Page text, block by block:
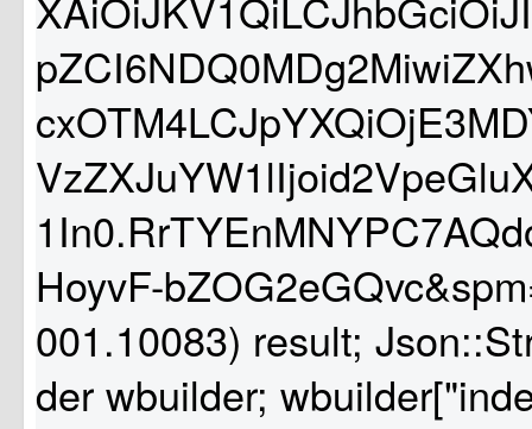
HoyvF-
001.10083) result;
der wbuilder;